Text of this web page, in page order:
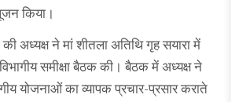
किया।
अध्यक्ष ने मां शीतला अतिथि गृह सयारा में
समीक्षा बैठक की। बैठक में अध्यक्ष ने
योजनाओं का व्यापक प्रचार-प्रसार कराते